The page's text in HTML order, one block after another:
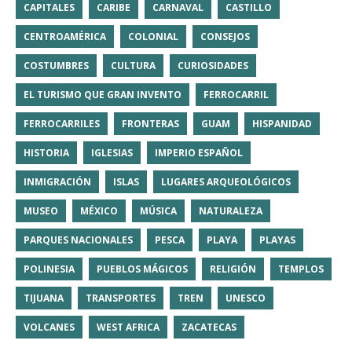
CAPITALES CARIBE CARNAVAL CASTILLO
CENTROAMÉRICA COLONIAL CONSEJOS
COSTUMBRES CULTURA CURIOSIDADES
EL TURISMO QUE GRAN INVENTO FERROCARRIL
FERROCARRILES FRONTERAS GUAM HISPANIDAD
HISTORIA IGLESIAS IMPERIO ESPAÑOL
INMIGRACIÓN ISLAS LUGARES ARQUEOLÓGICOS
MUSEO MÉXICO MÚSICA NATURALEZA
PARQUES NACIONALES PESCA PLAYA PLAYAS
POLINESIA PUEBLOS MÁGICOS RELIGIÓN TEMPLOS
TIJUANA TRANSPORTES TREN UNESCO
VOLCANES WEST AFRICA ZACATECAS